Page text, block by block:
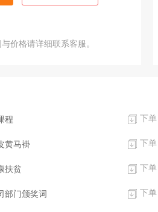
价格请详细联系客服。
程 下单
黄马褂 下单
扶贫 下单
部门颁奖词 下单